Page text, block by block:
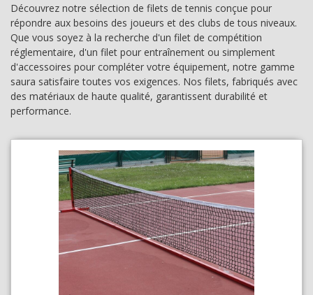
Découvrez notre sélection de filets de tennis conçue pour
répondre aux besoins des joueurs et des clubs de tous niveaux.
Que vous soyez à la recherche d'un filet de compétition
réglementaire, d'un filet pour entraînement ou simplement
d'accessoires pour compléter votre équipement, notre gamme
saura satisfaire toutes vos exigences. Nos filets, fabriqués avec
des matériaux de haute qualité, garantissent durabilité et
performance.